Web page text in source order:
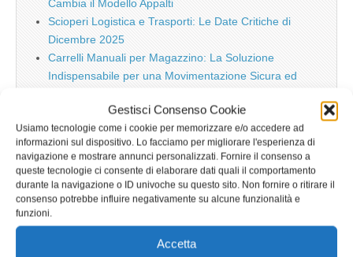
Gestisci Consenso Cookie
Usiamo tecnologie come i cookie per memorizzare e/o accedere ad
informazioni sul dispositivo. Lo facciamo per migliorare l'esperienza di
navigazione e mostrare annunci personalizzati. Fornire il consenso a
queste tecnologie ci consente di elaborare dati quali il comportamento
durante la navigazione o ID univoche su questo sito. Non fornire o ritirare il
consenso potrebbe influire negativamente su alcune funzionalità e
funzioni.
Accetta
Cambia il Modello Appalti
Scioperi Logistica e Trasporti: Le Date Critiche di
Dicembre 2025
Carrelli Manuali per Magazzino: La Soluzione
Indispensabile per una Movimentazione Sicura ed
TAG
aeroporto anziani bagagli bancali batterie carmeccanica
carrelli
carrelli elevatori